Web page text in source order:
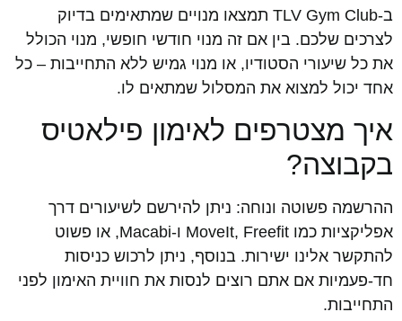
ב-TLV Gym Club תמצאו מנויים שמתאימים בדיוק
לצרכים שלכם. בין אם זה מנוי חודשי חופשי, מנוי הכולל
את כל שיעורי הסטודיו, או מנוי גמיש ללא התחייבות – כל
אחד יכול למצוא את המסלול שמתאים לו.
איך מצטרפים לאימון פילאטיס
בקבוצה?
ההרשמה פשוטה ונוחה: ניתן להירשם לשיעורים דרך
אפליקציות כמו MoveIt, Freefit ו-Macabi, או פשוט
להתקשר אלינו ישירות. בנוסף, ניתן לרכוש כניסות
חד-פעמיות אם אתם רוצים לנסות את חוויית האימון לפני
התחייבות.